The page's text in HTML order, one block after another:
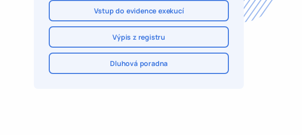
Vstup do evidence exekucí
Výpis z registru
Dluhová poradna